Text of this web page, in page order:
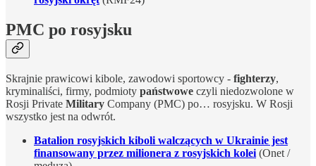
PMC po rosyjsku
Skrajnie prawicowi kibole, zawodowi sportowcy - fighterzy,
kryminaliści, firmy, podmioty państwowe czyli niedozwolone w
Rosji Private Military Company (PMC) po… rosyjsku. W Rosji
wszystko jest na odwrót.
Batalion rosyjskich kiboli walczących w Ukrainie jest
finansowany przez milionera z rosyjskich kolei (Onet /